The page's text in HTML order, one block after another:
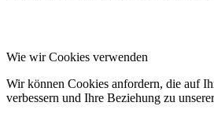
Wie wir Cookies verwenden
Wir können Cookies anfordern, die auf
verbessern und Ihre Beziehung zu